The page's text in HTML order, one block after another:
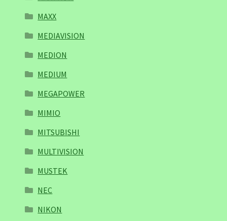
MAXX
MEDIAVISION
MEDION
MEDIUM
MEGAPOWER
MIMIO
MITSUBISHI
MULTIVISION
MUSTEK
NEC
NIKON